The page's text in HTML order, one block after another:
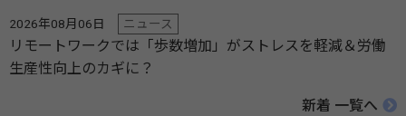
2026年08月06日 ニュース
リモートワークでは「歩数増加」がストレスを軽減＆労働
生産性向上のカギに？
新着 一覧へ